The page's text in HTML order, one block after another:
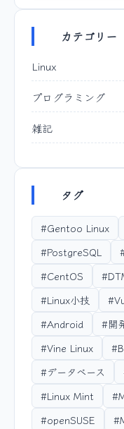
カテゴリー
Linux
プログラミング
雑記
タグ
#Gentoo Linux
#PostgreSQL
#CentOS
#Linux小技
#Android
#開
#Vine Linux
#データベース
#Linux Mint
#openSUSE